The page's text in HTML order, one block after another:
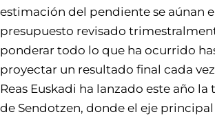
estimación del pendiente se aúnan
presupuesto revisado
ponderar todo lo que ha ocurrido
proyectar un resultado final cada
Reas Euskadi ha lanzado este año
de Sendotzen, donde el eje